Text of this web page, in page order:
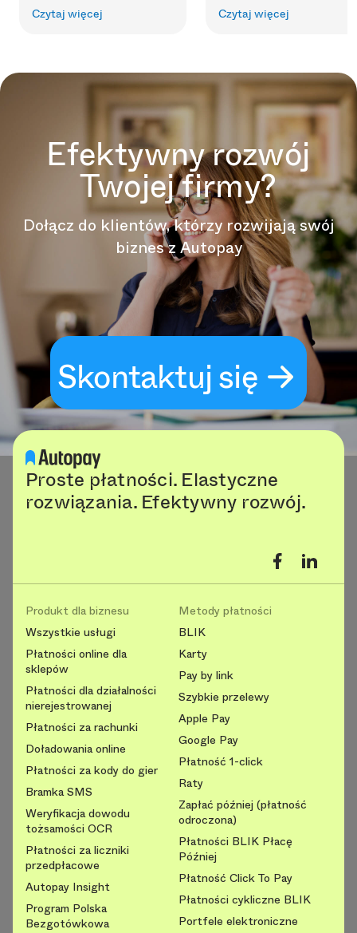
Czytaj więcej Czytaj więcej
Efektywny rozwój
Twojej firmy?
Dołącz do klientów, którzy rozwijają swój
biznes z Autopay
Skontaktuj się
Proste płatności. Elastyczne
rozwiązania. Efektywny rozwój.
Produkt dla biznesu
Wszystkie usługi
Płatności online dla
sklepów
Płatności dla działalności
nierejestrowanej
Płatności za rachunki
Doładowania online
Płatności za kody do gier
Bramka SMS
Weryfikacja dowodu
tożsamości OCR
Płatności za liczniki
przedpłacowe
Autopay Insight
Program Polska
Bezgotówkowa
Metody płatności
BLIK
Karty
Pay by link
Szybkie przelewy
Apple Pay
Google Pay
Płatność 1-click
Raty
Zapłać później (płatność
odroczona)
Płatności BLIK Płacę
Później
Płatność Click To Pay
Płatności cykliczne BLIK
Portfele elektroniczne